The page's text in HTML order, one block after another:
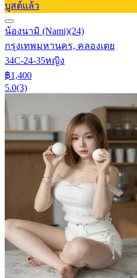
บูสต์แล้ว
น้องนามิ (Nami)(24)
กรุงเทพมหานคร, คลองเตย
34C-24-35หญิง
฿1,400
5.0(3)